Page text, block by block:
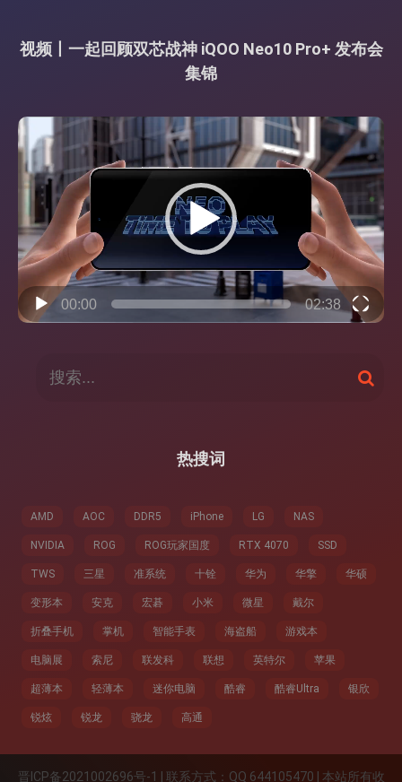
视频丨一起回顾双芯战神 iQOO Neo10 Pro+ 发布会
集锦
视
频
播
放
00:00 02:38
搜
索
热搜词
AMD AOC DDR5 iPhone LG NAS
NVIDIA ROG ROG玩家国度 RTX 4070 SSD
TWS 三星 准系统 十铨 华为 华擎 华硕
变形本 安克 宏碁 小米 微星 戴尔
折叠手机 掌机 智能手表 海盗船 游戏本
电脑展 索尼 联发科 联想 英特尔 苹果
超薄本 轻薄本 迷你电脑 酷睿 酷睿Ultra 银欣
锐炫 锐龙 骁龙 高通
晋ICP备2021002696号-1 | 联系方式：QQ 644105470 | 本站所有收